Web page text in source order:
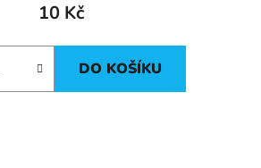
10 Kč
DO KOŠÍKU